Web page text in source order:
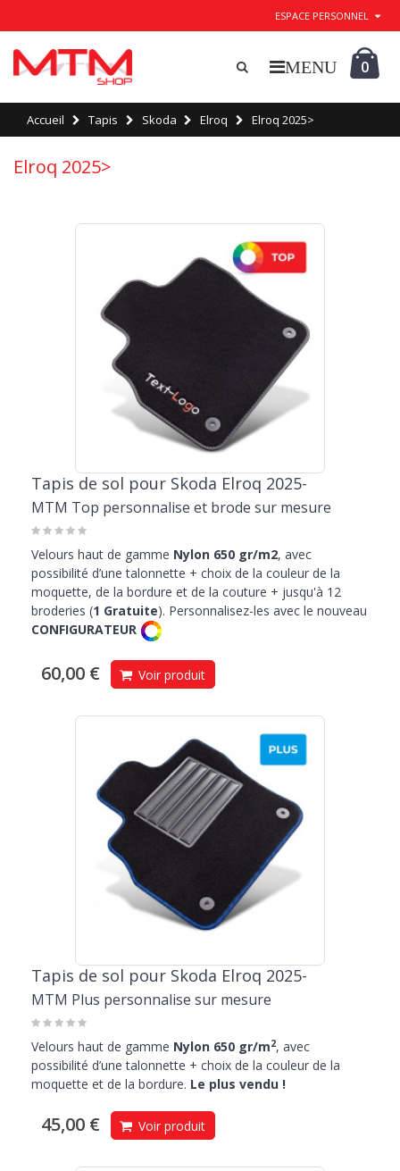
ESPACE PERSONNEL
0
Accueil Tapis Skoda Elroq Elroq 2025>
Elroq 2025>
Tapis de sol pour Skoda Elroq 2025-
MTM Top personnalise et brode sur mesure
Velours haut de gamme Nylon 650 gr/m2, avec
possibilité d’une talonnette + choix de la couleur de la
moquette, de la bordure et de la couture + jusqu'à 12
broderies (1 Gratuite). Personnalisez-les avec le nouveau
CONFIGURATEUR
60,00 € Voir produit
Tapis de sol pour Skoda Elroq 2025-
MTM Plus personnalise sur mesure
Velours haut de gamme Nylon 650 gr/m2, avec
possibilité d’une talonnette + choix de la couleur de la
moquette et de la bordure. Le plus vendu !
45,00 € Voir produit